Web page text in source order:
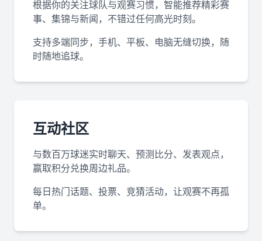
根据你的关注球队与观赛习惯，智能推荐精彩赛
事、集锦与新闻，不错过任何高光时刻。
支持多端同步，手机、平板、电脑无缝切换，随
时随地追球。
互动社区
与数百万球迷实时聊天、预测比分、发表观点，
赢取积分兑换周边礼品。
每日热门话题、投票、竞猜活动，让观赛不再孤
单。